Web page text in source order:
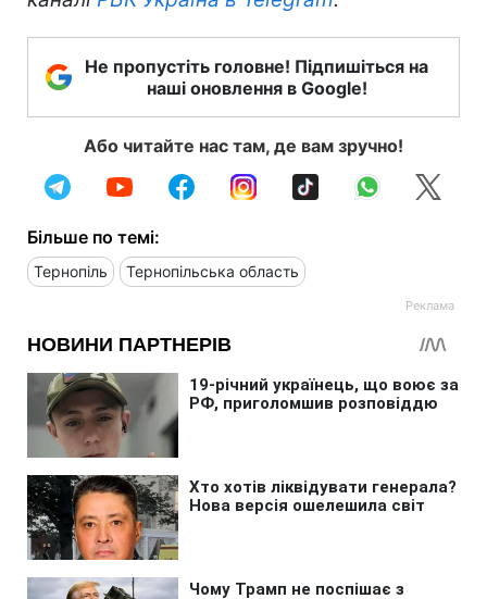
Не пропустіть головне! Підпишіться на
наші оновлення в Google!
Або читайте нас там, де вам зручно!
Більше по темі:
Тернопіль Тернопільська область